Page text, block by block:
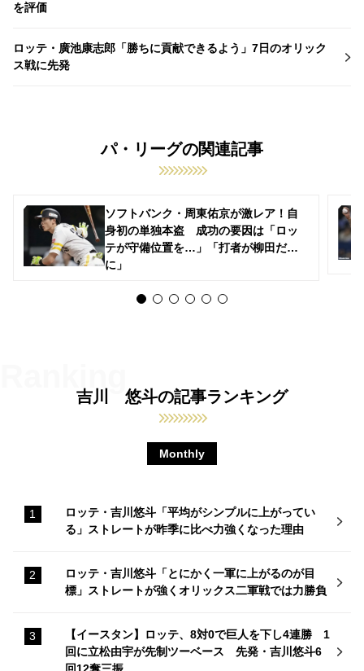
を評価
ロッテ・廣池康志郎「勝ちに貢献できるよう」7日のオリック
ス戦に先発
パ・リーグの関連記事
ソフトバンク・周東佑京が激レア！自
身初の単独本盗 成功の要因は「ロッ
テが守備位置を…」「打者が柳田だけ
に」
吉川 悠斗の記事ランキング
Monthly
ロッテ・吉川悠斗「平均がシンプルに上がってい
る」ストレートが昨季に比べ力強くなった理由
ロッテ・吉川悠斗「とにかく一軍に上がるのが目
標」ストレートが強くオリックス二軍戦では力勝負
【イースタン】ロッテ、8対0で巨人を下し4連勝 1
回に立松由宇が先制ツーベース 先発・吉川悠斗6